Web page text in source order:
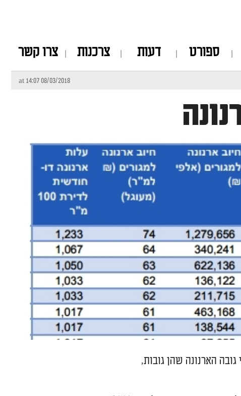
ספורט דעות צרכנות צרו קשר
08/03/2018 at 14:07
הארנונה שהן גובות,